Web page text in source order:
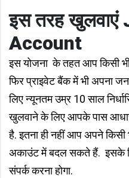
इस तरह खुलवाएं
Account
इस योजना के तहत आप किसी
फिर प्राइवेट बैंक में भी अपना
लिए न्यूनतम उम्र 10 साल
खुलवाने के लिए आपके पास आधार
है. इतना ही नहीं आप अपने
अकाउंट में बदल सकते हैं.
संपर्क करना होगा.